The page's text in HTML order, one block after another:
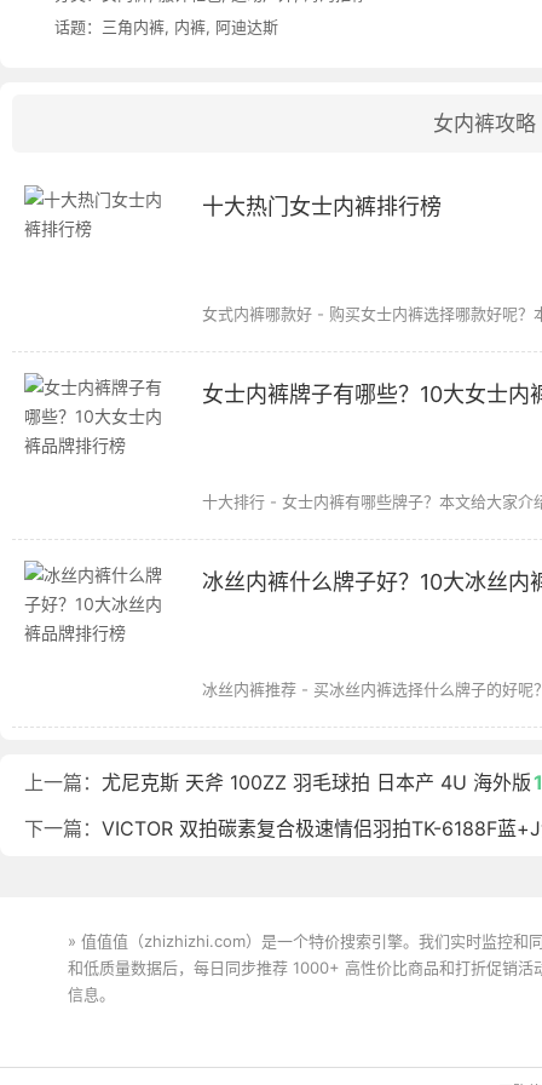
话题： 三角内裤, 内裤, 阿迪达斯
女内裤攻略
十大热门女士内裤排行榜
女式内裤哪款好 - 购买女士内裤选择哪款好呢
女士内裤牌子有哪些？10大女士内
十大排行 - 女士内裤有哪些牌子？本文给大家
冰丝内裤什么牌子好？10大冰丝内
冰丝内裤推荐 - 买冰丝内裤选择什么牌子的好
上一篇： 尤尼克斯 天斧 100ZZ 羽毛球拍 日本产 4U 海外版
下一篇： VICTOR 双拍碳素复合极速情侣羽拍TK-6188F蓝
» 值值值（zhizhizhi.com）是一个特价搜索引擎。我们实时监控和
和低质量数据后，每日同步推荐 1000+ 高性价比商品和打折促销
信息。